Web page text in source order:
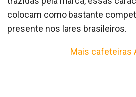
colocam como bastante
presente nos lares brasileiros.
Mais cafeteiras